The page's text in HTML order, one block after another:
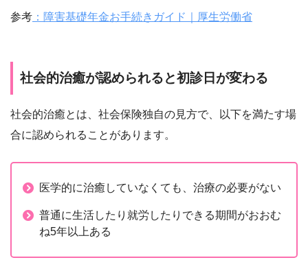
参考 ：障害基礎年金お手続きガイド｜厚生労働省
社会的治癒が認められると初診日が変わる
社会的治癒とは、社会保険独自の見方で、以下を満たす場
合に認められることがあります。
医学的に治癒していなくても、治療の必要がない
普通に生活したり就労したりできる期間がおおむ
ね5年以上ある